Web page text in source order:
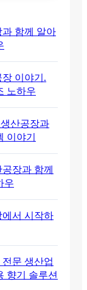
과 함께 알아
이야기.
노하우
산공장과
이야기
장과 함께
우
에서 시작하
문 생산업
향기 솔루션